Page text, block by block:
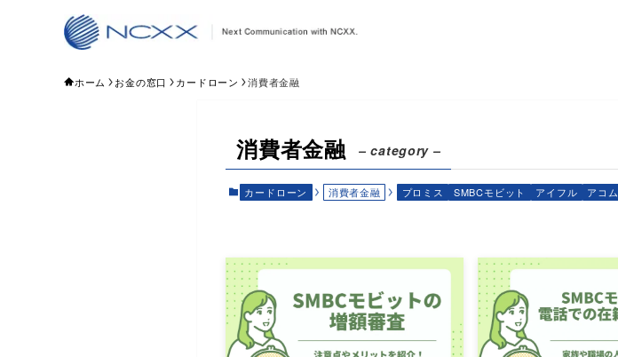
ホーム お金の窓口 カードローン 消費者金融
消費者金融 – category –
カードローン 消費者金融 プロミス SMBCモビット アイフル アコム